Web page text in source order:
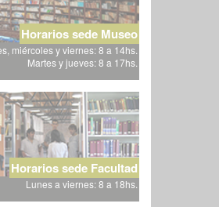
Horarios sede Museo
miércoles y viernes: 8 a 14hs.
Martes y jueves: 8 a 17hs.
Horarios sede Facultad
Lunes a viernes: 8 a 18hs.